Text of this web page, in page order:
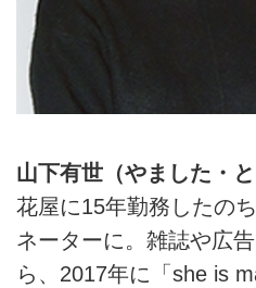
山下有世（やました・と
花屋に15年勤務したの
ネーターに。雑誌や広
ら、2017年に「she is